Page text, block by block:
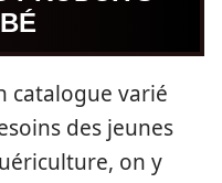
catalogue varié
des jeunes
on y